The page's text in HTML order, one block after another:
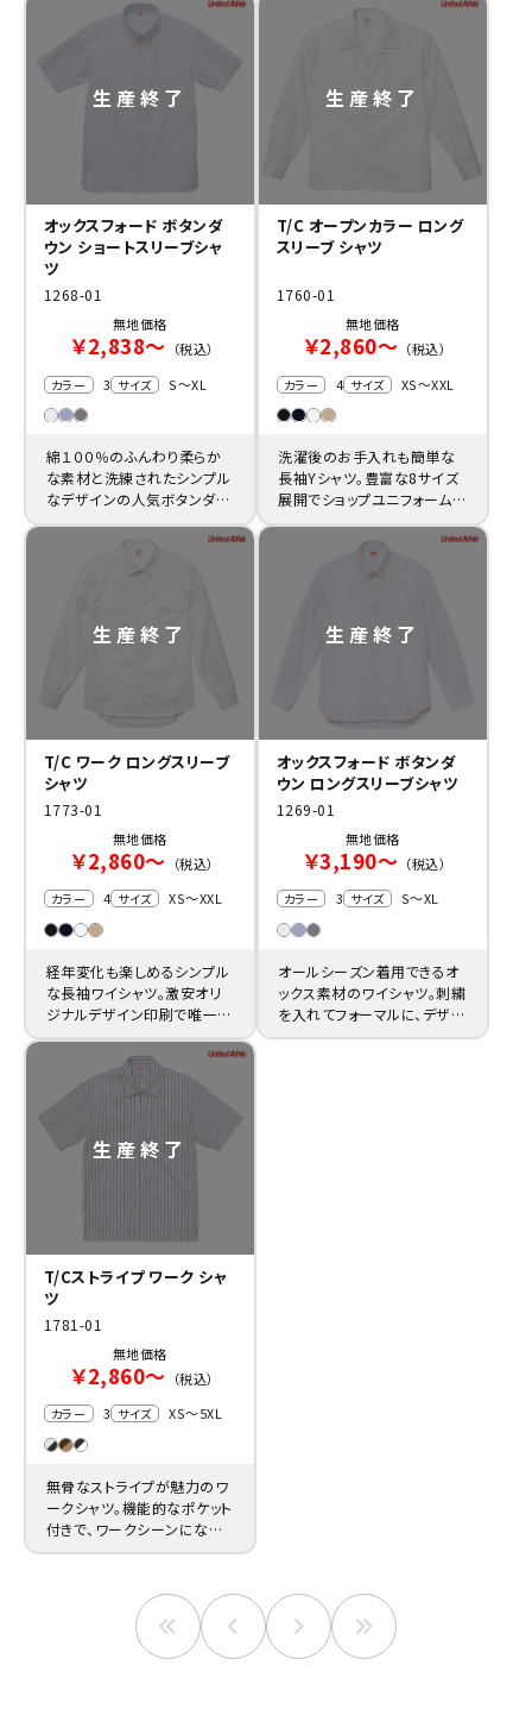
オックスフォード ボタンダ
ウン ショートスリーブシャ
ツ
1268-01
無地価格
￥2,838～ （税込）
カラー 3 サイズ S～XL
綿１００％のふんわり柔らか
な素材と洗練されたシンプル
なデザインの人気ボタンダウ
T/C オープンカラー ロング
スリーブ シャツ
1760-01
無地価格
￥2,860～ （税込）
カラー 4 サイズ XS～XXL
洗濯後のお手入れも簡単な
長袖Yシャツ。豊富な8サイズ
展開でショップユニフォーム
T/C ワーク ロングスリーブ
シャツ
1773-01
無地価格
￥2,860～ （税込）
カラー 4 サイズ XS～XXL
経年変化も楽しめるシンプル
な長袖ワイシャツ。激安オリ
ジナルデザイン印刷で唯一無
オックスフォード ボタンダ
ウン ロングスリーブシャツ
1269-01
無地価格
￥3,190～ （税込）
カラー 3 サイズ S～XL
オールシーズン着用できるオ
ックス素材のワイシャツ。刺繍
を入れてフォーマルに、デザイ
ンをプリントしてカジュアル
T/Cストライプ ワーク シャ
ツ
1781-01
無地価格
￥2,860～ （税込）
カラー 3 サイズ XS～5XL
無骨なストライプが魅力のワ
ークシャツ。機能的なポケット
付きで、ワークシーンになじ
みます。カフェやアパレルの制